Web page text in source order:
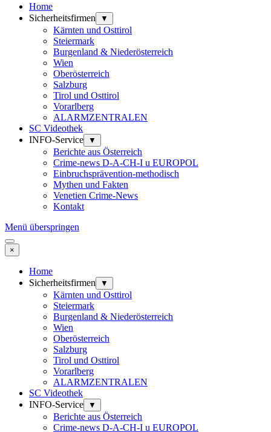
Home
Sicherheitsfirmen
▼
Kärnten und Osttirol
Steiermark
Burgenland & Niederösterreich
Wien
Oberösterreich
Salzburg
Tirol und Osttirol
Vorarlberg
ALARMZENTRALEN
SC Videothek
INFO-Service
▼
Berichte aus Österreich
Crime-news D-A-CH-I u EUROPOL
Einbruchsprävention-methodisch
Mythen und Fakten
Venetien Crime-News
Kontakt
Menü überspringen
×
Home
Sicherheitsfirmen
▼
Kärnten und Osttirol
Steiermark
Burgenland & Niederösterreich
Wien
Oberösterreich
Salzburg
Tirol und Osttirol
Vorarlberg
ALARMZENTRALEN
SC Videothek
INFO-Service
▼
Berichte aus Österreich
Crime-news D-A-CH-I u EUROPOL